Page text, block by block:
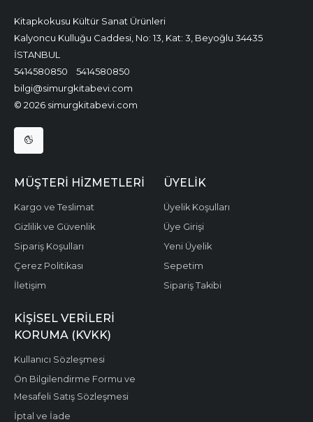
Kitapkokusu Kültür Sanat Ürünleri
Kalyoncu Kulluğu Caddesi, No: 13, Kat: 3, Beyoğlu 34435
İSTANBUL
5414580850
5414580850
bilgi@simurgkitabevi.com
© 2026 simurgkitabevi.com
MÜŞTERI HIZMETLERI
Kargo ve Teslimat
Gizlilik ve Güvenlik
Sipariş Koşulları
Çerez Politikası
İletişim
ÜYELIK
Üyelik Koşulları
Üye Girişi
Yeni Üyelik
Sepetim
Sipariş Takibi
KIŞISEL VERILERI
KORUMA (KVKK)
Kullanıcı Sözleşmesi
Ön Bilgilendirme Formu ve
Mesafeli Satış Sözleşmesi
İptal ve İade